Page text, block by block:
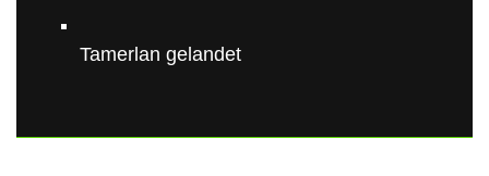
Tamerlan gelandet